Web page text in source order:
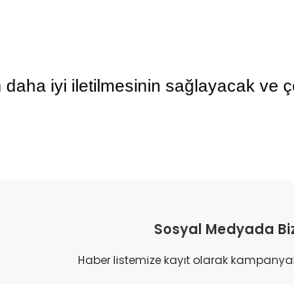
iyi iletilmesinin sağlayacak ve
Sosyal Medyada
Haber listemize kayıt olarak